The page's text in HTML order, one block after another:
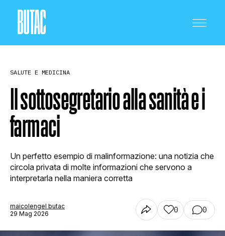
CRONACA E POLITICA
SCIENZA E TECNOLOGIA
SALUTE E MEDICINA
SALUTE E MEDICINA
Il sottosegretario alla sanità e i
farmaci
Un perfetto esempio di malinformazione: una notizia che
circola privata di molte informazioni che servono a
interpretarla nella maniera corretta
maicolengel butac
29 Mag 2026
0 0